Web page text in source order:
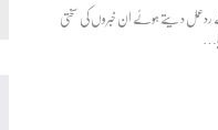
نے ردعمل دیتے ہوئے ان خبروں کی سختی